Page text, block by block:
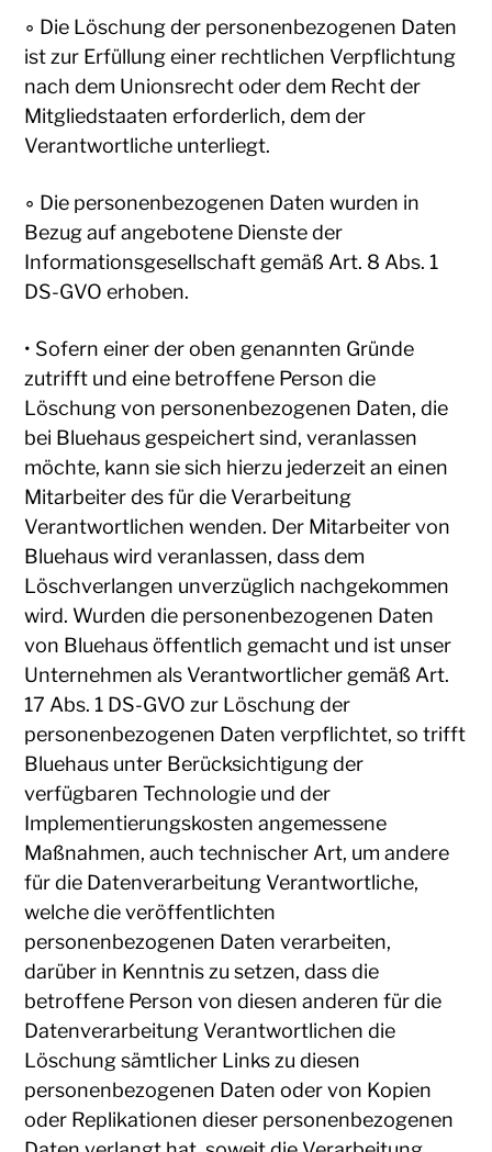
◦ Die Löschung der personenbezogenen Daten
ist zur Erfüllung einer rechtlichen Verpflichtung
nach dem Unionsrecht oder dem Recht der
Mitgliedstaaten erforderlich, dem der
Verantwortliche unterliegt.
◦ Die personenbezogenen Daten wurden in
Bezug auf angebotene Dienste der
Informationsgesellschaft gemäß Art. 8 Abs. 1
DS-GVO erhoben.
• Sofern einer der oben genannten Gründe
zutrifft und eine betroffene Person die
Löschung von personenbezogenen Daten, die
bei Bluehaus gespeichert sind, veranlassen
möchte, kann sie sich hierzu jederzeit an einen
Mitarbeiter des für die Verarbeitung
Verantwortlichen wenden. Der Mitarbeiter von
Bluehaus wird veranlassen, dass dem
Löschverlangen unverzüglich nachgekommen
wird. Wurden die personenbezogenen Daten
von Bluehaus öffentlich gemacht und ist unser
Unternehmen als Verantwortlicher gemäß Art.
17 Abs. 1 DS-GVO zur Löschung der
personenbezogenen Daten verpflichtet, so trifft
Bluehaus unter Berücksichtigung der
verfügbaren Technologie und der
Implementierungskosten angemessene
Maßnahmen, auch technischer Art, um andere
für die Datenverarbeitung Verantwortliche,
welche die veröffentlichten
personenbezogenen Daten verarbeiten,
darüber in Kenntnis zu setzen, dass die
betroffene Person von diesen anderen für die
Datenverarbeitung Verantwortlichen die
Löschung sämtlicher Links zu diesen
personenbezogenen Daten oder von Kopien
oder Replikationen dieser personenbezogenen